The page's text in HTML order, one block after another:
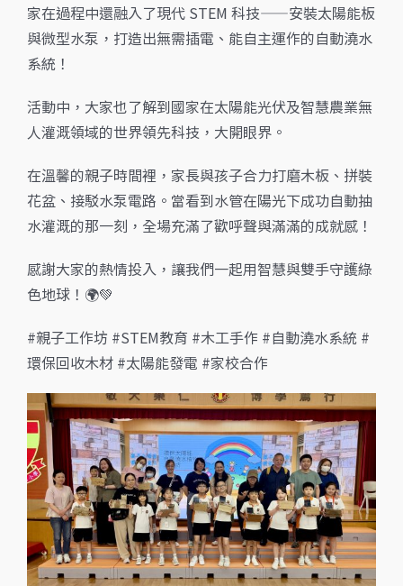
家在過程中還融入了現代 STEM 科技——安裝太陽能板
與微型水泵，打造出無需插電、能自主運作的自動澆水
系統！
活動中，大家也了解到國家在太陽能光伏及智慧農業無
人灌溉領域的世界領先科技，大開眼界。
在溫馨的親子時間裡，家長與孩子合力打磨木板、拼裝
花盆、接駁水泵電路。當看到水管在陽光下成功自動抽
水灌溉的那一刻，全場充滿了歡呼聲與滿滿的成就感！
感謝大家的熱情投入，讓我們一起用智慧與雙手守護綠
色地球！🌍💚
#親子工作坊 #STEM教育 #木工手作 #自動澆水系統 #
環保回收木材 #太陽能發電 #家校合作